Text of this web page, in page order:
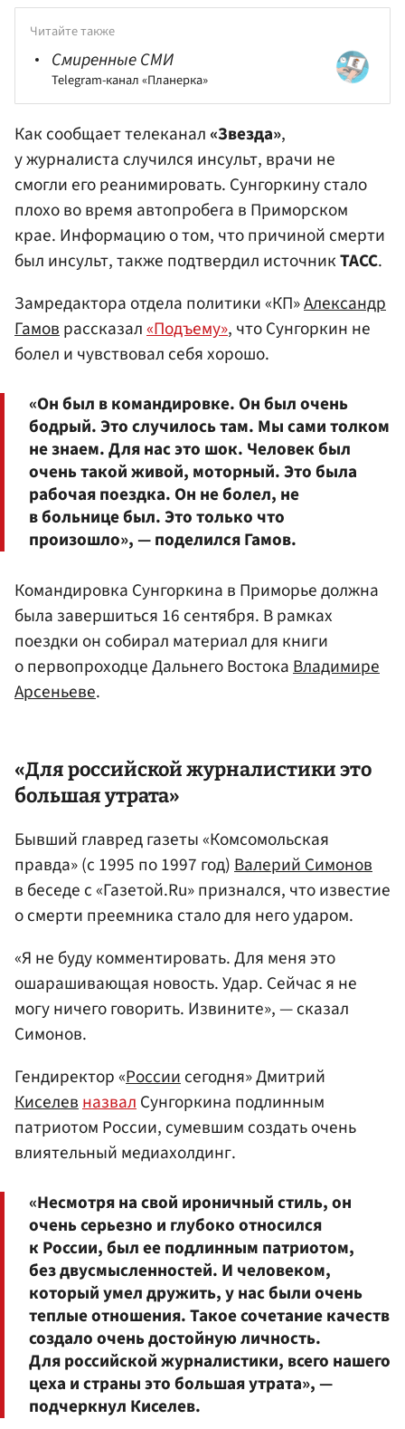
Читайте также
Смиренные СМИ
Telegram-канал «Планерка»
Как сообщает телеканал «Звезда»,
у журналиста случился инсульт, врачи не
смогли его реанимировать. Сунгоркину стало
плохо во время автопробега в Приморском
крае. Информацию о том, что причиной смерти
был инсульт, также подтвердил источникТАСС.
Замредактора отдела политики «КП»Александр
Гамоврассказал«Подъему», что Сунгоркин не
болел и чувствовал себя хорошо.
«Он был в командировке. Он был очень
бодрый. Это случилось там. Мы сами толком
не знаем. Для нас это шок. Человек был
очень такой живой, моторный. Это была
рабочая поездка. Он не болел, не
в больнице был. Это только что
произошло», — поделился Гамов.
Командировка Сунгоркина в Приморье должна
была завершиться 16 сентября. В рамках
поездки он собирал материал для книги
о первопроходце Дальнего ВостокаВладимире
Арсеньеве.
«Для российской журналистики это
большая утрата»
Бывший главред газеты «Комсомольская
правда» (с 1995 по 1997 год)Валерий Cимонов
в беседе с «Газетой.Ru» признался, что известие
о смерти преемника стало для него ударом.
«Я не буду комментировать. Для меня это
ошарашивающая новость. Удар. Сейчас я не
могу ничего говорить. Извините», — сказал
Симонов.
Гендиректор «Россиисегодня» Дмитрий
КиселевназвалСунгоркина подлинным
патриотом России, сумевшим создать очень
влиятельный медиахолдинг.
«Несмотря на свой ироничный стиль, он
очень серьезно и глубоко относился
к России, был ее подлинным патриотом,
без двусмысленностей. И человеком,
который умел дружить, у нас были очень
теплые отношения. Такое сочетание качеств
создало очень достойную личность.
Для российской журналистики, всего нашего
цеха и страны это большая утрата», —
подчеркнул Киселев.